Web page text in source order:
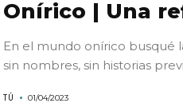
Onírico | Una
En el mundo onírico busqué
sin nombres, sin historias
TÚ 01/04/2023